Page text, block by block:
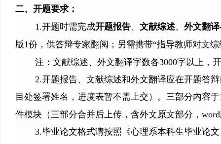
二、开题要求：
1.开题时需完成开题报告、 文献综述、 外文翻
版1份，供答辩专家翻阅；另需携带“指导教师对文
注：文献综述、外文翻译字数各3000字以上，
2.开题报告、文献综述和外文翻译应在开题答
目处签署姓名，进度表暂不需上交）。三部分内容
件模块（三部分合并后上传，含外文原文部分，
3.毕业论文格式请按照《心理系本科生毕业论